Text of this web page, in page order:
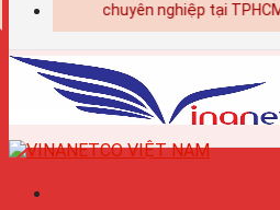
- in ấn chuyên nghiệp tại TPHCM